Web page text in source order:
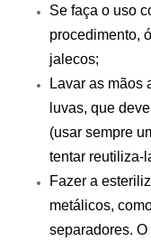
Se faça o uso
procedimento,
jalecos;
Lavar as mãos
luvas, que
(usar sempre
tentar reutiliza-
Fazer a
metálicos,
separadores.